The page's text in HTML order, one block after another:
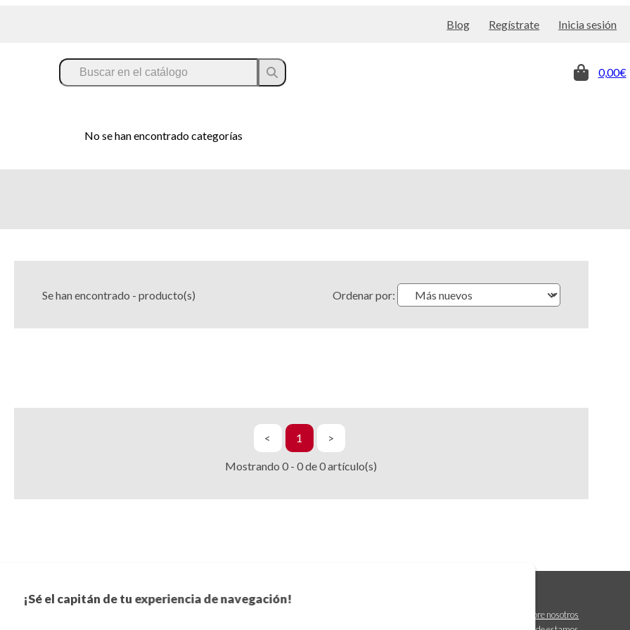
¡Sé el capitán de tu experiencia de navegación!
Blog Regístrate Inicia sesión
0,00€
No se han encontrado categorías
Se han encontrado - producto(s) Ordenar por:
< 1 >
Mostrando0 -0de0artículo(s)
Suscríbete a nuestro boletín
Sobre nosotros